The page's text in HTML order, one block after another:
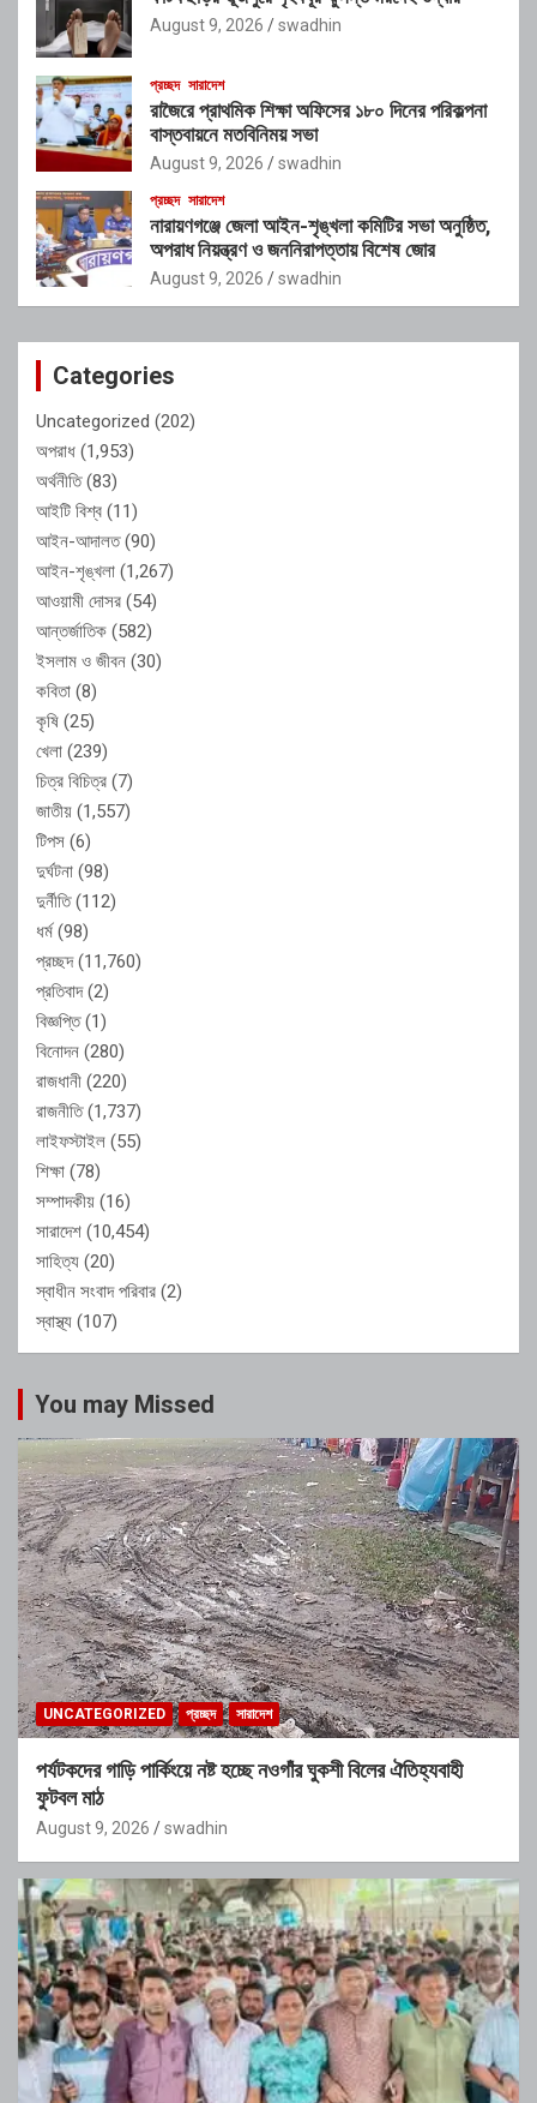
August 9, 2026 swadhin
প্রচ্ছদ সারাদেশ
রাজৈরে প্রাথমিক শিক্ষা অফিসের ১৮০ দিনের পরিকল্পনা
বাস্তবায়নে মতবিনিময় সভা
August 9, 2026 swadhin
প্রচ্ছদ সারাদেশ
নারায়ণগঞ্জে জেলা আইন-শৃঙ্খলা কমিটির সভা অনুষ্ঠিত,
অপরাধ নিয়ন্ত্রণ ও জননিরাপত্তায় বিশেষ জোর
August 9, 2026 swadhin
Categories
Uncategorized (202)
অপরাধ (1,953)
অর্থনীতি(83)
আইটি বিশ্ব (11)
আইন-আদালত(90)
আইন-শৃঙ্খলা (1,267)
আওয়ামী দোসর (54)
আন্তর্জাতিক (582)
ইসলাম ও জীবন (30)
কবিতা (8)
কৃষি (25)
খেলা (239)
চিত্র বিচিত্র (7)
জাতীয় (1,557)
টিপস (6)
দুর্ঘটনা (98)
দুর্নীতি(112)
ধর্ম(98)
প্রচ্ছদ(11,760)
প্রতিবাদ(2)
বিজ্ঞপ্তি(1)
বিনোদন (280)
রাজধানী (220)
রাজনীতি(1,737)
লাইফস্টাইল (55)
শিক্ষা (78)
সম্পাদকীয় (16)
সারাদেশ (10,454)
সাহিত্য (20)
স্বাধীন সংবাদ পরিবার (2)
স্বাস্থ্য (107)
You may Missed
UNCATEGORIZED প্রচ্ছদ সারাদেশ
পর্যটকদের গাড়ি পার্কিংয়ে নষ্ট হচ্ছে নওগাঁর ঘুকশী বিলের ঐতিহ্যবাহী
ফুটবল মাঠ
August 9, 2026 swadhin